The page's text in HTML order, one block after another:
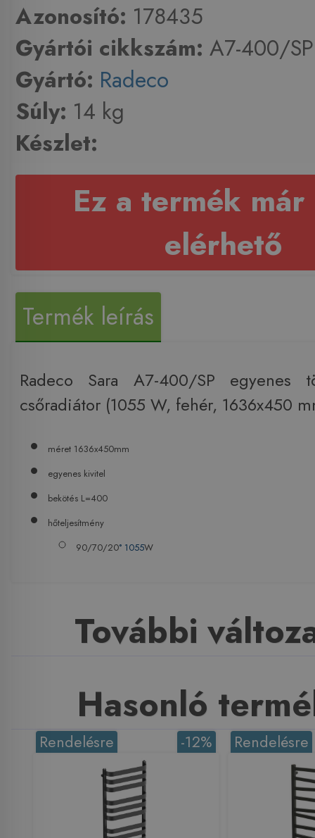
Azonosító: 178435
Gyártói cikkszám: A7-400/SP
Gyártó: Radeco
Súly: 14 kg
Készlet:
Ez a termék már
elérhető
Termék leírás
Radeco Sara A7-400/SP egyenes
csőradiátor (1055 W, fehér, 1636x450
méret 1636x450mm
egyenes kivitel
bekötés L=400
hőteljesítmény
90/70/20° 1055W
További
Hasonló
-12%
Rendelésre Rendelésre